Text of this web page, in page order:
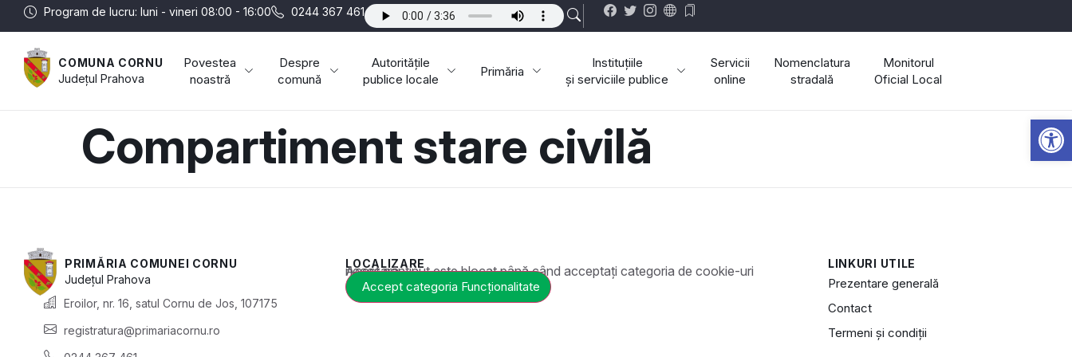
Program de lucru: luni - vineri 08:00 - 16:00 0244 367 461
COMUNA CORNU
JudețulPrahova
Povestea
noastră
Despre
comună
Autoritățile
publice locale
Primăria
Instituțiile
și serviciile publice
Servicii
online
Nomenclatura
stradală
Monitorul
Oficial Local
Compartiment stare civilă
PRIMĂRIA COMUNEI CORNU
JudețulPrahova
Eroilor, nr. 16, satul Cornu de Jos, 107175
registratura@primariacornu.ro
LOCALIZARE
Acest conținut este blocat până când acceptați categoria de cookie-uri necesară.
Accept categoria Funcționalitate
LINKURI UTILE
Prezentare generală
Contact
Termeni și condiții